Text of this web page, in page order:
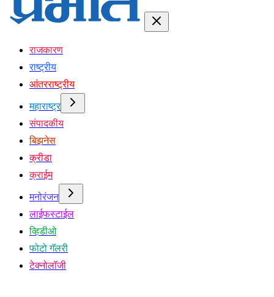
राजकारण
राष्ट्रीय
आंतरराष्ट्रीय
महाराष्ट्र
संपादकीय
बिझनेस
क्रीडा
क्राईम
मनोरंजन
लाईफस्टाईल
व्हिडीओ
फोटो गॅलरी
टेक्नोलॉजी